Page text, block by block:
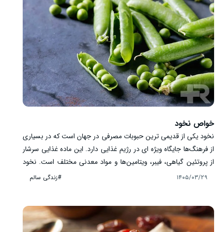
طبیعی سلول‌ها و افزایش تنوع غذایی کمک کند.
خواص نخود
نخود یکی از قدیمی ‌ترین حبوبات مصرفی در جهان است که در بسیاری
از فرهنگ‌ها جایگاه ویژه ‌ای در رژیم غذایی دارد. این ماده غذایی سرشار
از پروتئین گیاهی، فیبر، ویتامین‌ها و مواد معدنی مختلف است. نخود
در غذاهای متنوعی مورد استفاده قرار می‌ گیرد و به دلیل ارزش غذایی
خواص نخود، ارزش غذایی، مضرات احتمالی و بهترین روش مصرف آن
آشنا می ‌شویم.
۱۴۰۵/۰۳/۲۹ #زندگی سالم